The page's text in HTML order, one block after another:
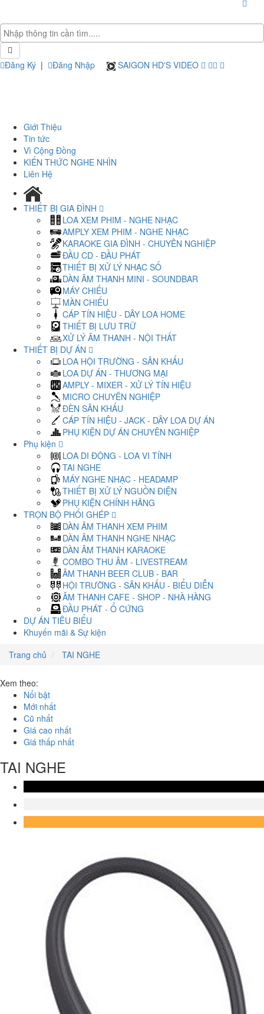
Đăng Ký | Đăng Nhập SAIGON HD'S VIDEO
Giới Thiệu
Tin tức
Vì Cộng Đồng
KIẾN THỨC NGHE NHÌN
Liên Hệ
THIẾT BỊ GIA ĐÌNH
LOA XEM PHIM - NGHE NHẠC
AMPLY XEM PHIM - NGHE NHẠC
KARAOKE GIA ĐÌNH - CHUYÊN NGHIỆP
ĐẦU CD - ĐẦU PHÁT
THIẾT BỊ XỬ LÝ NHẠC SỐ
DÀN ÂM THANH MINI - SOUNDBAR
MÁY CHIẾU
MÀN CHIẾU
CÁP TÍN HIỆU - DÂY LOA HOME
THIẾT BỊ LƯU TRỮ
XỬ LÝ ÂM THANH - NỘI THẤT
THIẾT BỊ DỰ ÁN
LOA HỘI TRƯỜNG - SÂN KHẤU
LOA DỰ ÁN - THƯƠNG MẠI
AMPLY - MIXER - XỬ LÝ TÍN HIỆU
MICRO CHUYÊN NGHIỆP
ĐÈN SÂN KHẤU
CÁP TÍN HIỆU - JACK - DÂY LOA DỰ ÁN
PHỤ KIỆN DỰ ÁN CHUYÊN NGHIỆP
Phụ kiện
LOA DI ĐỘNG - LOA VI TÍNH
TAI NGHE
MÁY NGHE NHẠC - HEADAMP
THIẾT BỊ XỬ LÝ NGUỒN ĐIỆN
PHỤ KIỆN CHÍNH HÃNG
TRỌN BỘ PHỐI GHÉP
DÀN ÂM THANH XEM PHIM
DÀN ÂM THANH NGHE NHẠC
DÀN ÂM THANH KARAOKE
COMBO THU ÂM - LIVESTREAM
ÂM THANH BEER CLUB - BAR
HỘI TRƯỜNG - SÂN KHẤU - BIỂU DIỄN
ÂM THANH CAFE - SHOP - NHÀ HÀNG
ĐẦU PHÁT - Ổ CỨNG
DỰ ÁN TIÊU BIỂU
Khuyến mãi & Sự kiện
Trang chủ
TAI NGHE
Xem theo:
Nổi bật
Mới nhất
Cũ nhất
Giá cao nhất
Giá thấp nhất
TAI NGHE